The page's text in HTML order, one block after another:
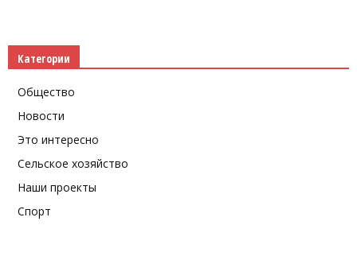
Категории
Общество
Новости
Это интересно
Сельское хозяйство
Наши проекты
Спорт